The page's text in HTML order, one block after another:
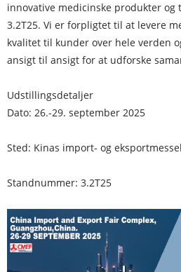
innovative medicinske produkter og
3.2T25. Vi er forpligtet til at levere
kvalitet til kunder over hele verden
ansigt til ansigt for at udforske
Udstillingsdetaljer
Dato: 26.-29. september 2025
Sted: Kinas import- og
Standnummer: 3.2T25